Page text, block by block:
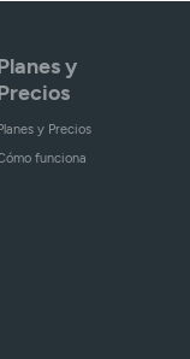
y
y Precios
funciona